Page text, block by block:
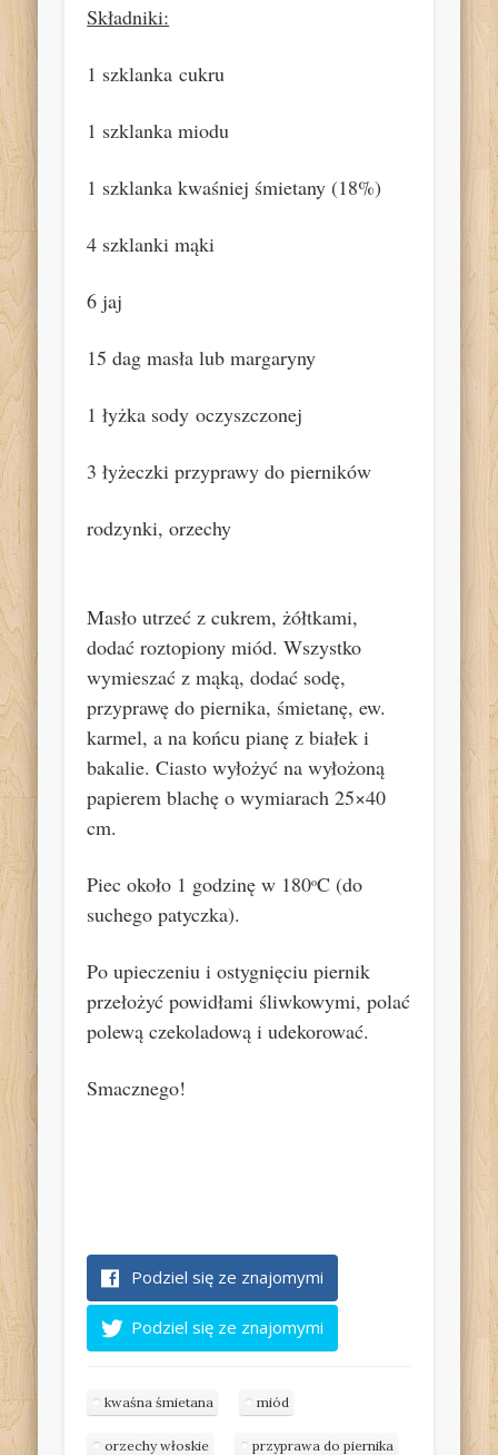
Składniki:
1 szklankacukru
1 szklanka miodu
1 szklanka kwaśniej śmietany (18%)
4 szklanki mąki
6 jaj
15 dag masła lub margaryny
1 łyżka sody oczyszczonej
3 łyżeczki przyprawy do pierników
rodzynki, orzechy
Masło utrzeć z cukrem, żółtkami,
dodać roztopiony miód. Wszystko
wymieszać z mąką, dodać sodę,
przyprawę do piernika, śmietanę, ew.
karmel, a na końcu pianę z białek i
bakalie. Ciasto wyłożyć na wyłożoną
papierem blachę o wymiarach 25×40
cm.
Piec około 1 godzinę w 180oC (do
suchego patyczka).
Po upieczeniu i ostygnięciu piernik
przełożyć powidłami śliwkowymi, polać
polewą czekoladową i udekorować.
Smacznego!
Podziel się ze znajomymi
Podziel się ze znajomymi
kwaśna śmietana miód
orzechy włoskie przyprawa do piernika